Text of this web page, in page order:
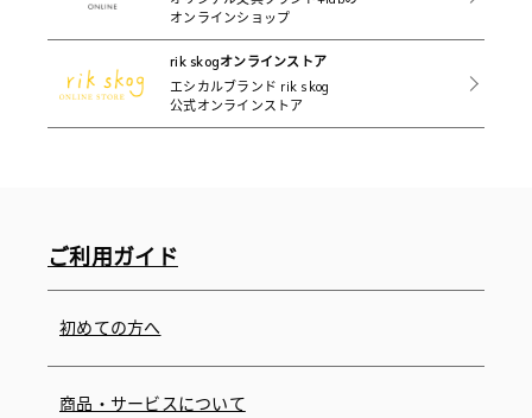
オンラインショップ
rik skogオンラインストア
エシカルブランド rik skog
公式オンラインストア
ご利用ガイド
初めての方へ
商品・サービスについて